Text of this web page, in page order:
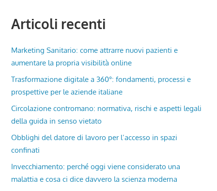
articoli
Articoli recenti
Marketing Sanitario: come attrarre nuovi pazienti e
aumentare la propria visibilità online
Trasformazione digitale a 360°: fondamenti, processi e
prospettive per le aziende italiane
Circolazione contromano: normativa, rischi e aspetti legali
della guida in senso vietato
Obblighi del datore di lavoro per l’accesso in spazi
confinati
Invecchiamento: perché oggi viene considerato una
malattia e cosa ci dice davvero la scienza moderna